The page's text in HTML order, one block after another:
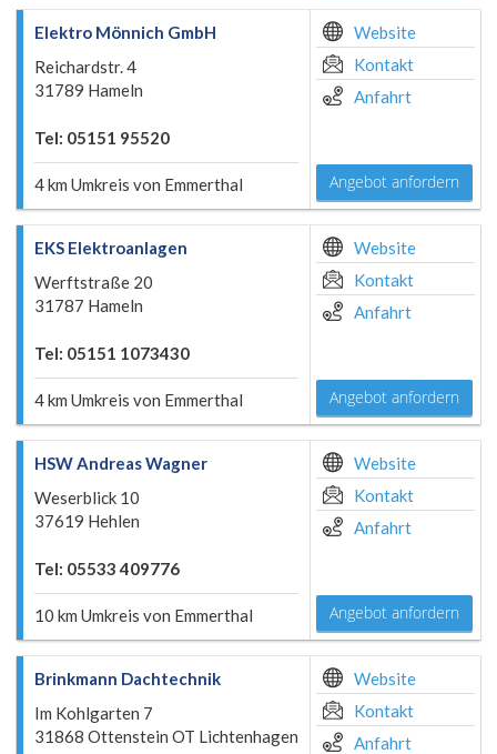
Elektro Mönnich GmbH
Reichardstr. 4
31789 Hameln
Tel: 05151 95520
4 km Umkreis von Emmerthal
Website
Kontakt
Anfahrt
Angebot anfordern
EKS Elektroanlagen
Werftstraße 20
31787 Hameln
Tel: 05151 1073430
4 km Umkreis von Emmerthal
Website
Kontakt
Anfahrt
Angebot anfordern
HSW Andreas Wagner
Weserblick 10
37619 Hehlen
Tel: 05533 409776
10 km Umkreis von Emmerthal
Website
Kontakt
Anfahrt
Angebot anfordern
Brinkmann Dachtechnik
Im Kohlgarten 7
31868 Ottenstein OT Lichtenhagen
Website
Kontakt
Anfahrt